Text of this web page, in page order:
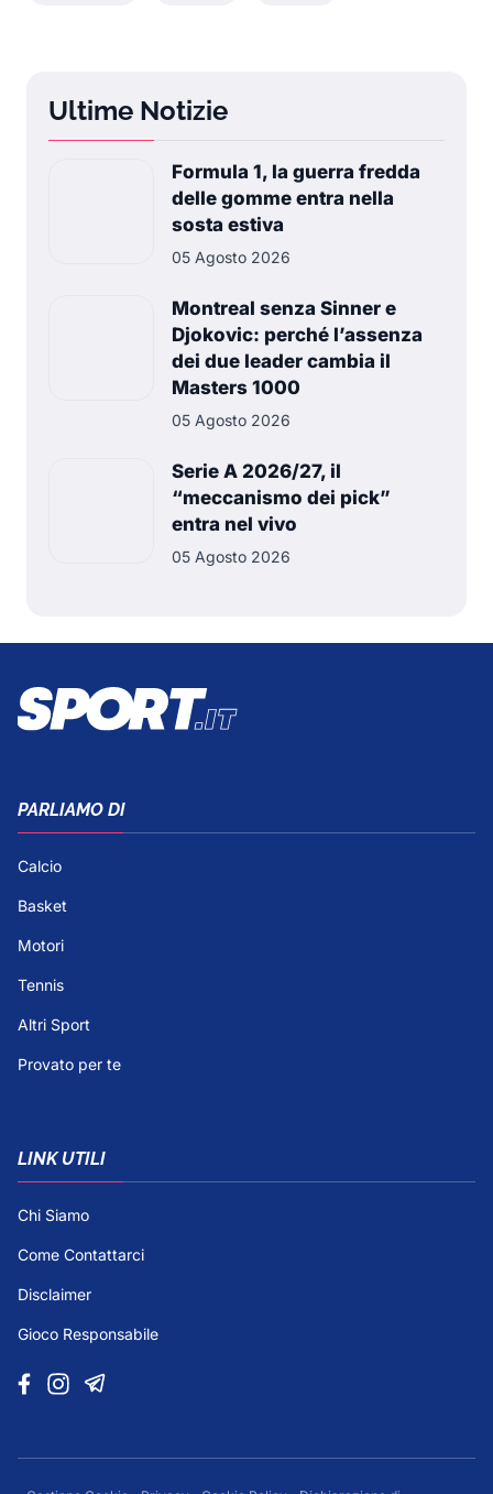
Ultime Notizie
Formula 1, la guerra fredda
delle gomme entra nella
sosta estiva
05 Agosto 2026
Montreal senza Sinner e
Djokovic: perché l’assenza
dei due leader cambia il
Masters 1000
05 Agosto 2026
Serie A 2026/27, il
“meccanismo dei pick”
entra nel vivo
05 Agosto 2026
PARLIAMO DI
Calcio
Basket
Motori
Tennis
Altri Sport
Provato per te
LINK UTILI
Chi Siamo
Come Contattarci
Disclaimer
Gioco Responsabile